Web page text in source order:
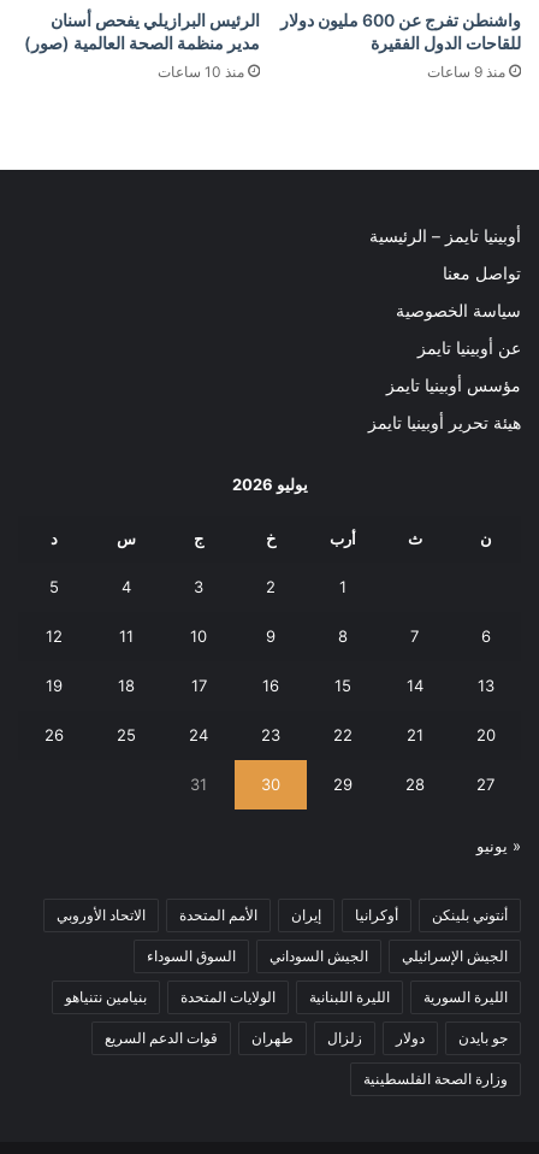
واشنطن تفرج عن 600 مليون دولار
للقاحات الدول الفقيرة
منذ 9 ساعات
الرئيس البرازيلي يفحص أسنان
مدير منظمة الصحة العالمية (صور)
منذ 10 ساعات
أوبينيا تايمز – الرئيسية
تواصل معنا
سياسة الخصوصية
عن أوبينيا تايمز
مؤسس أوبينيا تايمز
هيئة تحرير أوبينيا تايمز
يوليو 2026
ن ث أرب خ ج س د
1
2
3
4
5
6
7
8
9
10
11
12
13
14
15
16
17
18
19
20
21
22
23
24
25
26
27
28
29
30
31
« يونيو
أنتوني بلينكن أوكرانيا إيران الأمم المتحدة الاتحاد الأوروبي
الجيش الإسرائيلي الجيش السوداني السوق السوداء
الليرة السورية الليرة اللبنانية الولايات المتحدة بنيامين نتنياهو
جو بايدن دولار زلزال طهران قوات الدعم السريع
وزارة الصحة الفلسطينية